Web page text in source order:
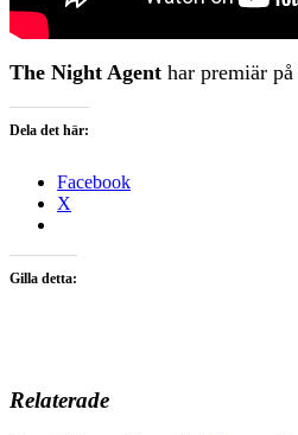
The Night Agent har premiär på
Dela det här:
Facebook
X
Gilla detta:
Relaterade